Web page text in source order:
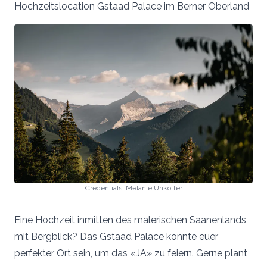
Hochzeitslocation Gstaad Palace im Berner Oberland
Credentials: Melanie Uhkötter
Eine Hochzeit inmitten des malerischen Saanenlands
mit Bergblick? Das Gstaad Palace könnte euer
perfekter Ort sein, um das «JA» zu feiern. Gerne plant